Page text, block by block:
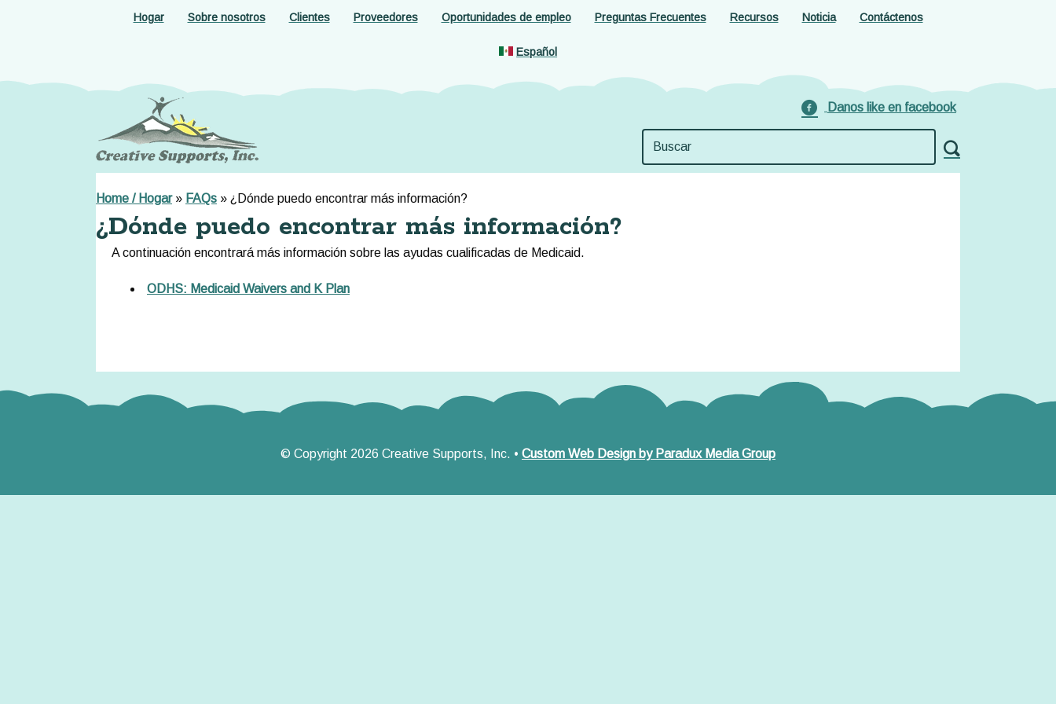
Hogar Sobre nosotros Clientes Proveedores Oportunidades de empleo Preguntas Frecuentes Recursos Noticia Contáctenos
Español
Danos like en facebook
Home / Hogar» FAQs » ¿Dónde puedo encontrar más información?
¿Dónde puedo encontrar más información?
A continuación encontrará más información sobre las ayudas cualificadas de Medicaid.
ODHS: Medicaid Waivers and K Plan
© Copyright 2026 Creative Supports, Inc. • Custom Web Design by Paradux Media Group